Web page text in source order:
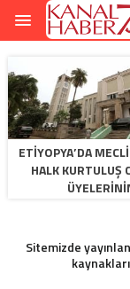
ETIYOPYA’DA
HALK KURTULUŞ
Sitemizde